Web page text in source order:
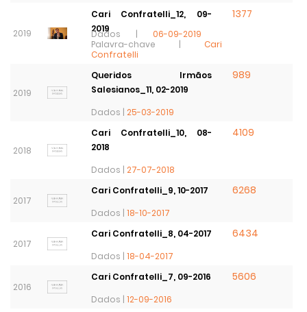
2019
Cari Confratelli_12, 09-
2019
Dados | 06-09-2019
Palavra-chave | Cari
Confratelli
1377
2019
Queridos Irmãos
Salesianos_11, 02-2019
Dados | 25-03-2019
989
2018
Cari Confratelli_10, 08-
2018
Dados | 27-07-2018
4109
2017
Cari Confratelli_9, 10-2017
Dados | 18-10-2017
6268
2017
Cari Confratelli_8, 04-2017
Dados | 18-04-2017
6434
2016
Cari Confratelli_7, 09-2016
Dados | 12-09-2016
5606